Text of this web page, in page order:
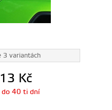
3 variantách
Kč
do 40 ti dní